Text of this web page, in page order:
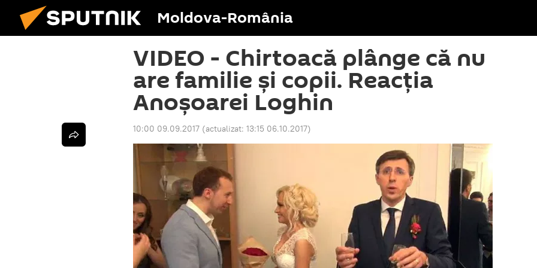
Moldova-România
VIDEO - Chirtoacă plânge că nu
are familie și copii. Reacția
Anoșoarei Loghin
10:00 09.09.2017 (actualizat: 13:15 06.10.2017)